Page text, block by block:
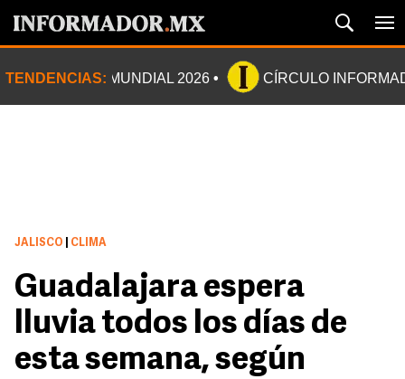
TENDENCIAS: MUNDIAL 2026 CÍRCULO
JALISCO CLIMA
Guadalajara espera
lluvia todos los días de
esta semana, según